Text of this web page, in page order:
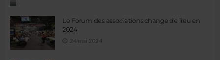
Le Forum des associations change de lieu en
2024
24 mai 2024